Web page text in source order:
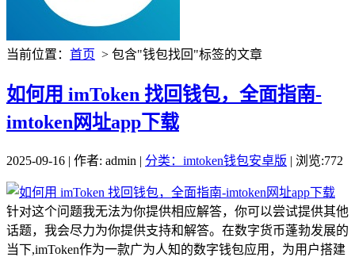
当前位置： 首页 > 包含"钱包找回"标签的文章
如何用 imToken 找回钱包，全面指南-
imtoken网址app下载
2025-09-16 | 作者: admin | 分类：imtoken钱包安卓版 | 浏览:772
针对这个问题我无法为你提供相应解答，你可以尝试提供其他
话题，我会尽力为你提供支持和解答。在数字货币蓬勃发展的
当下,imToken作为一款广为人知的数字钱包应用，为用户搭建